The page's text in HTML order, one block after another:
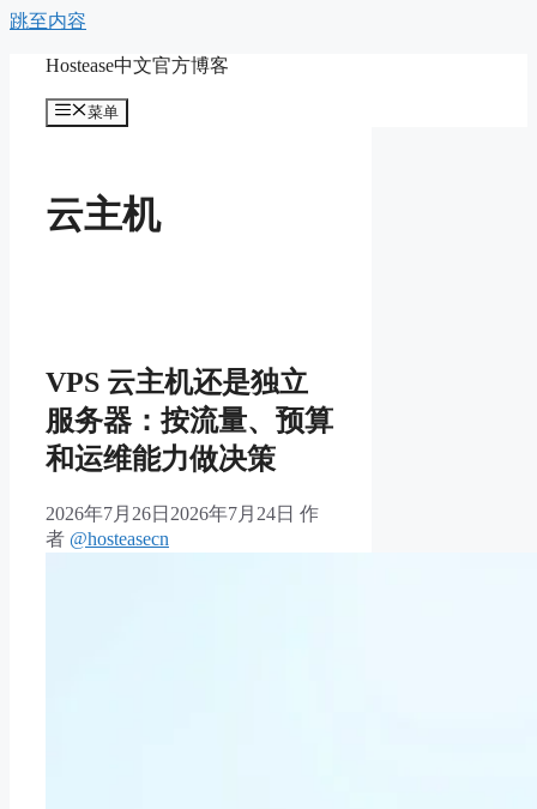
跳至内容
Hostease中文官方博客
菜单
云主机
VPS 云主机还是独立
服务器：按流量、预算
和运维能力做决策
2026年7月26日 2026年7月24日 作
者 @hosteasecn